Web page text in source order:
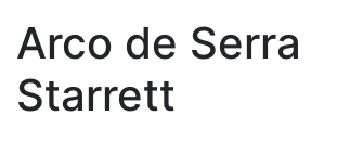
Arco de Serra
Starrett